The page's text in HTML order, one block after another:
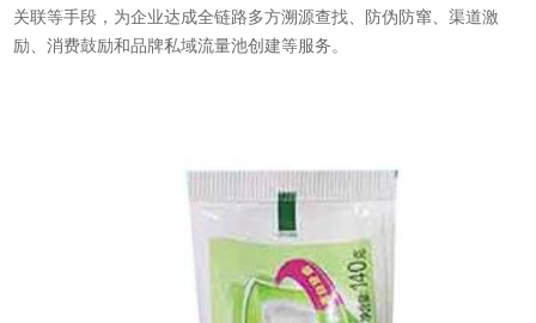
关联等手段，为企业达成全链路多方溯源查找、防伪防窜、渠道激
励、消费鼓励和品牌私域流量池创建等服务。